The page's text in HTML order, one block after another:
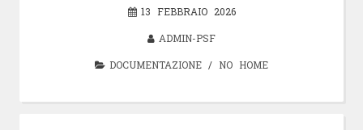
13 FEBBRAIO 2026
ADMIN-PSF
DOCUMENTAZIONE / NO HOME